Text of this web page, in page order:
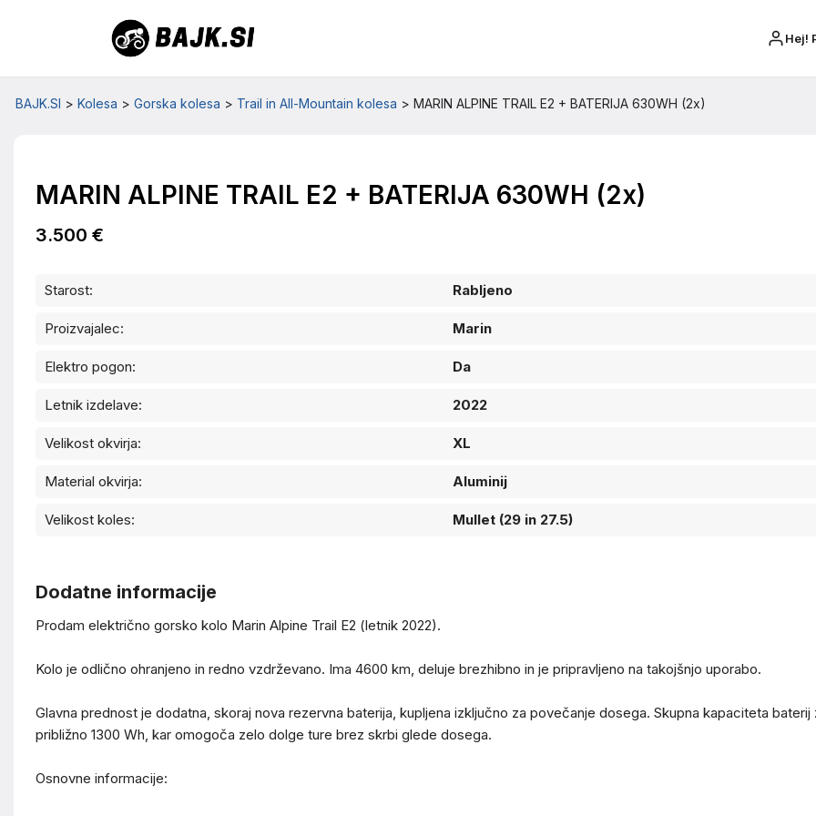
Hej!
BAJK.SI > Kolesa > Gorska kolesa > Trail in All-Mountain kolesa > MARIN ALPINE TRAIL E2 + BATERIJA 630WH (2x)
MARIN ALPINE TRAIL E2 + BATERIJA 630WH (2x)
3.500 €
Starost: Rabljeno
Proizvajalec: Marin
Elektro pogon: Da
Letnik izdelave: 2022
Velikost okvirja: XL
Material okvirja: Aluminij
Velikost koles: Mullet (29 in 27.5)
Dodatne informacije
Prodam električno gorsko kolo Marin Alpine Trail E2 (letnik 2022).
Kolo je odlično ohranjeno in redno vzdrževano. Ima 4600 km, deluje brezhibno in je pripravljeno na takojšnjo uporabo.
Glavna prednost je dodatna, skoraj nova rezervna baterija, kupljena izključno za povečanje dosega. Skupna kapaciteta baterij
približno 1300 Wh, kar omogoča zelo dolge ture brez skrbi glede dosega.
Osnovne informacije: